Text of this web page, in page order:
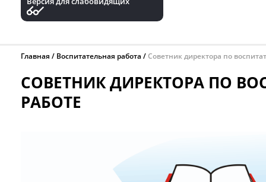
Главная Воспитательная работа Советник директора по
СОВЕТНИК ДИРЕКТОРА ПО
РАБОТЕ